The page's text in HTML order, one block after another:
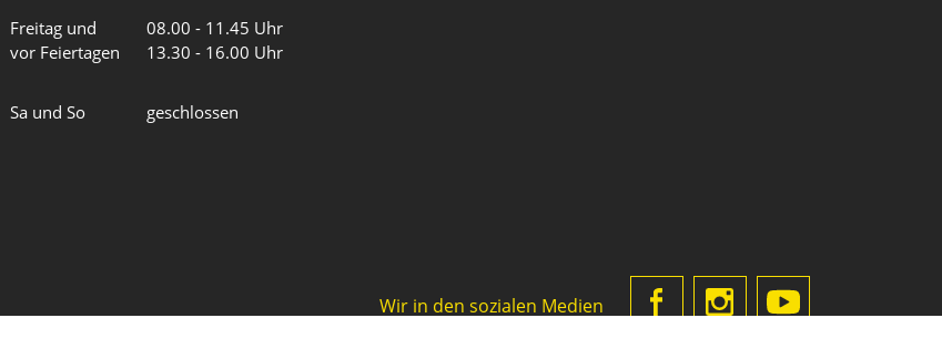
Freitag und
vor Feiertagen
08.00 - 11.45 Uhr
13.30 - 16.00 Uhr
Sa und So geschlossen
Wir in den sozialen Medien